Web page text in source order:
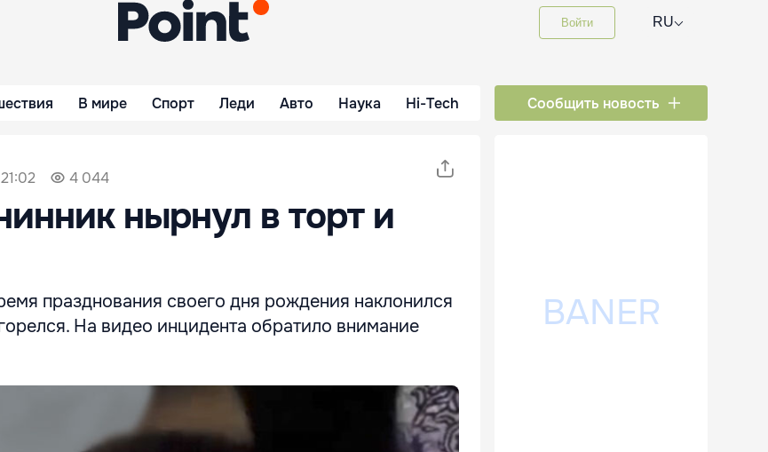
Войти RU⌵
В мире Спорт Леди Авто Наука Hi-Tech Сообщить новость
4 044
нырнул в торт и
празднования своего дня рождения наклонился
На видео инцидента обратило внимание